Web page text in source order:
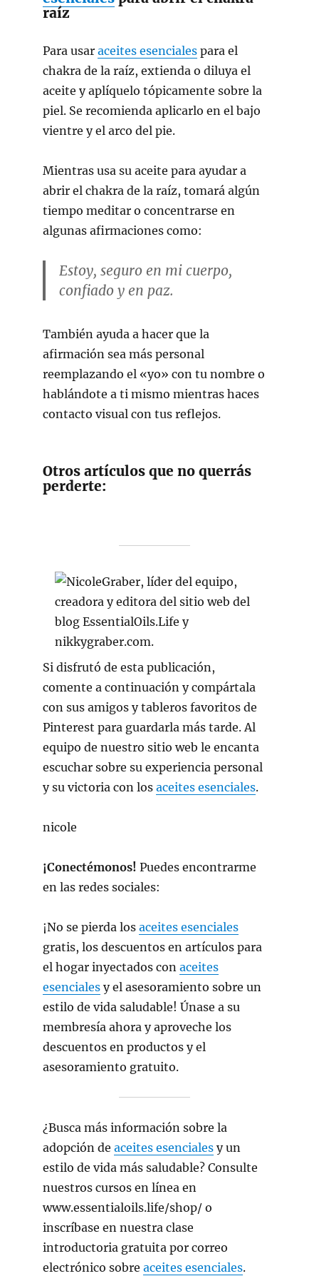
raíz
Para usar aceites esenciales para el
chakra de la raíz, extienda o diluya el
aceite y aplíquelo tópicamente sobre la
piel. Se recomienda aplicarlo en el bajo
vientre y el arco del pie.
Mientras usa su aceite para ayudar a
abrir el chakra de la raíz, tomará algún
tiempo meditar o concentrarse en
algunas afirmaciones como:
Estoy, seguro en mi cuerpo,
confiado y en paz.
También ayuda a hacer que la
afirmación sea más personal
reemplazando el «yo» con tu nombre o
hablándote a ti mismo mientras haces
contacto visual con tus reflejos.
Otros artículos que no querrás
perderte:
Si disfrutó de esta publicación,
comente a continuación y compártala
con sus amigos y tableros favoritos de
Pinterest para guardarla más tarde. Al
equipo de nuestro sitio web le encanta
escuchar sobre su experiencia personal
y su victoria con los aceites esenciales.
nicole
¡Conectémonos! Puedes encontrarme
en las redes sociales:
¡No se pierda los aceites esenciales
gratis, los descuentos en artículos para
el hogar inyectados con aceites
esenciales y el asesoramiento sobre un
estilo de vida saludable! Únase a su
membresía ahora y aproveche los
descuentos en productos y el
asesoramiento gratuito.
¿Busca más información sobre la
adopción de aceites esenciales y un
estilo de vida más saludable? Consulte
nuestros cursos en línea en
www.essentialoils.life/shop/ o
inscríbase en nuestra clase
introductoria gratuita por correo
electrónico sobre aceites esenciales.